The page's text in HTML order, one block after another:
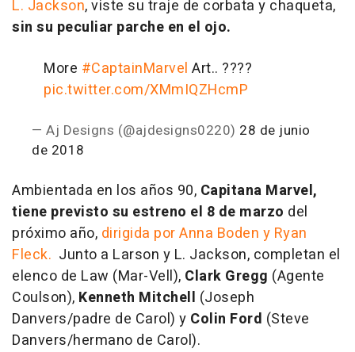
L. Jackson, viste su traje de corbata y chaqueta,
sin su peculiar parche en el ojo.
More #CaptainMarvel Art.. ????
pic.twitter.com/XMmIQZHcmP
— Aj Designs (@ajdesigns0220) 28 de junio
de 2018
Ambientada en los años 90, Capitana Marvel,
tiene previsto su estreno el 8 de marzo del
próximo año, dirigida por Anna Boden y Ryan
Fleck. Junto a Larson y L. Jackson, completan el
elenco de Law (Mar-Vell), Clark Gregg (Agente
Coulson), Kenneth Mitchell (Joseph
Danvers/padre de Carol) y Colin Ford (Steve
Danvers/hermano de Carol).